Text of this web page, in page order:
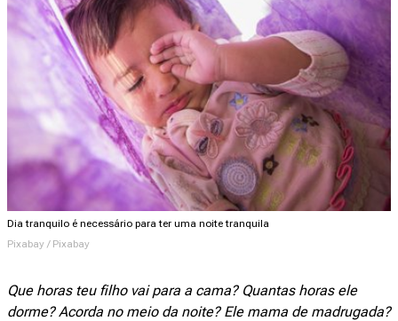
Dia tranquilo é necessário para ter uma noite tranquila
Pixabay / Pixabay
Que horas teu filho vai para a cama? Quantas horas ele
dorme? Acorda no meio da noite? Ele mama de madrugada?